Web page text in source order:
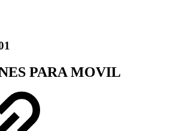
PARA MOVIL